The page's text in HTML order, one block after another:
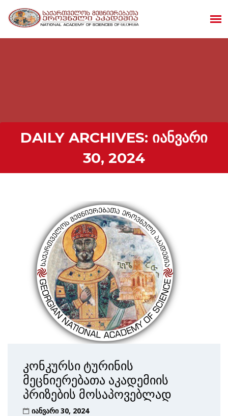
DAILY ARCHIVES: ᲘᲐᲜᲕᲐᲠᲘ
30, 2024
კონკურსი ტურინის
მეცნიერებათა აკადემიის
პრიზების მოსაპოვებლად
იანვარი 30, 2024